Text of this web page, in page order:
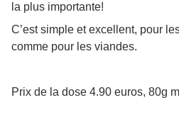
la plus importante!
C’est simple et excellent, pour
comme pour les viandes.
Prix de la dose 4.90 euros, 80g